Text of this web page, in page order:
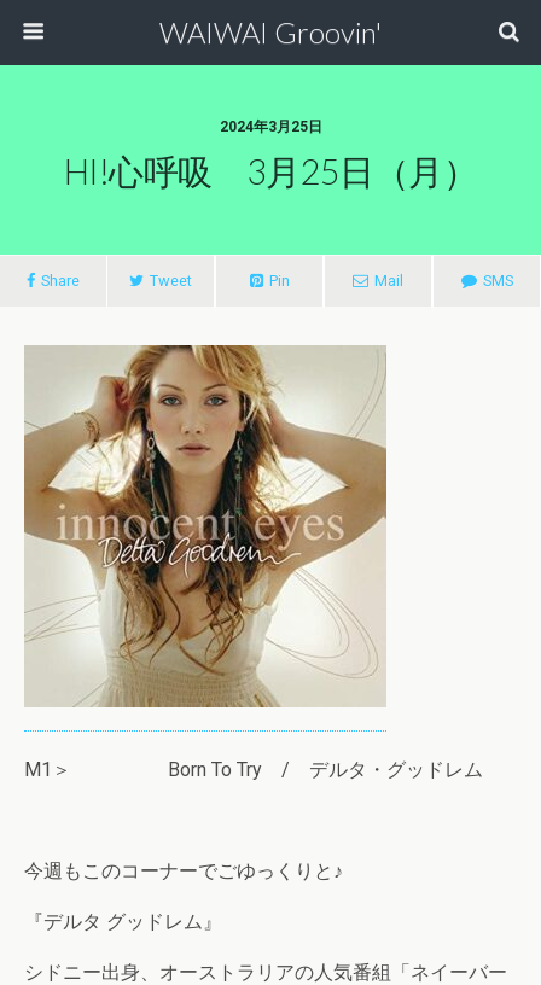
WAIWAI Groovin'
2024年3月25日
HI!心呼吸 3月25日（月）
Share Tweet Pin Mail SMS
M1＞ Born To Try / デルタ・グッドレム
今週もこのコーナーでごゆっくりと♪
『デルタ グッドレム』
シドニー出身、オーストラリアの人気番組「ネイーバー